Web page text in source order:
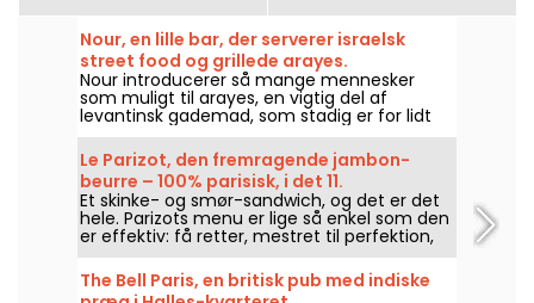
Nour, en lille bar, der serverer israelsk
street food og grillede arayes.
Nour introducerer så mange mennesker
som muligt til arayes, en vigtig del af
levantinsk gademad, som stadig er for lidt
kendt i Paris.
Le Parizot, den fremragende jambon-
beurre – 100% parisisk, i det 11.
arrondissement.
Et skinke- og smør-sandwich, og det er det
hele. Parizots menu er lige så enkel som den
er effektiv: få retter, mestret til perfektion,
for at byde elskere af gode produkter
velkommen til en af hovedstadens bedste
skinke- og smør-sandwicher.
The Bell Paris, en britisk pub med indiske